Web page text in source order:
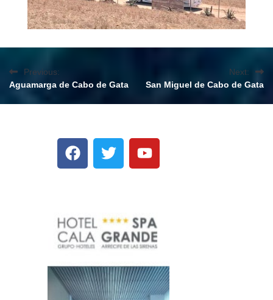
Previous:
Aguamarga de Cabo de Gata
Next:
San Miguel de Cabo de Gata